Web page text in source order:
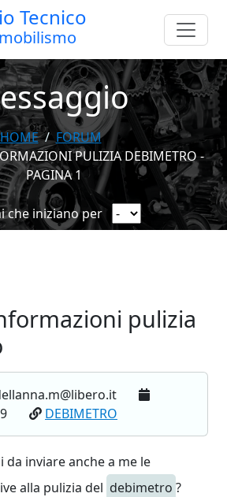
Tecnico
HOME
FORUM
PULIZIA DEBIMETRO -
PAGINA 1
che iniziano per
pulizia
DEBIMETRO
da inviare anche a me le
alla pulizia del debimetro ?